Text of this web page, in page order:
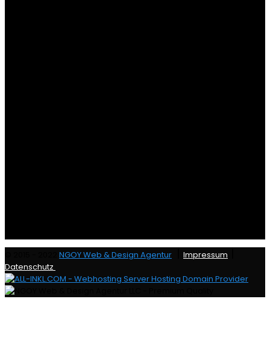
NGOY Web & Design Agentur Impressum
Datenschutz